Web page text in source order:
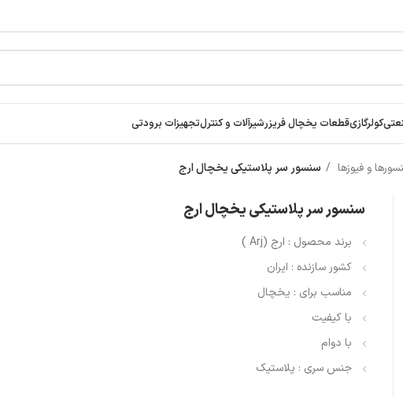
کولرگازیقطعات یخچال فریزرشیرآلات و کنترلتجهیزات برودتی
و فیوزها سنسور سر پلاستیکی یخچال ارج
سنسور سر پلاستیکی یخچال ارج
برند محصول : ارج (Arj )
کشور سازنده : ایران
مناسب برای : یخچال
با کیفیت
با دوام
جنس سری : پلاستیک